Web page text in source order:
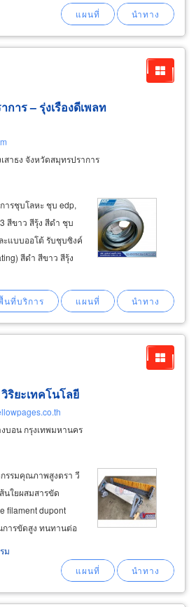
ถมาดูแบบที่โรงงาน
าร – รุ่งเรืองดีเพลท
สาธง จังหวัดสมุทรปราการ
ารชุบโลหะ ชุบ edp,
สีขาว สีรุ้ง สีดำ ชุบ
แบบออโต้ รับชุบซิงค์
สีดำ สีขาว สีรุ้ง
ครมหก (cr6+ ) ด้วย
และแบบแขวน
ริยะเทคโนโลยี
บอน กรุงเทพมหานคร
รรมคุณภาพสูงตรา วี
นใยผสมสารขัด
filament dupont
การขัดสูง ทนทานต่อ
ลหะ โดยขนแปรงที่มี
ตามซอกชิ้นงานเข้า
งานได้
ม